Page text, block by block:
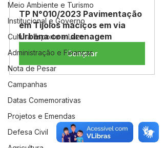
Meio Ambiente e Turismo
Institucional e Governo
Cultura Esporte e Lazer
Administração e Finanças
Nota de Pesar
Campanhas
Datas Comemorativas
Projetos e Emendas
Defesa Civil
TP N°010/2023 Pavimentação
em Tijolos maciços em via
Urbana com drenagem
Comprar